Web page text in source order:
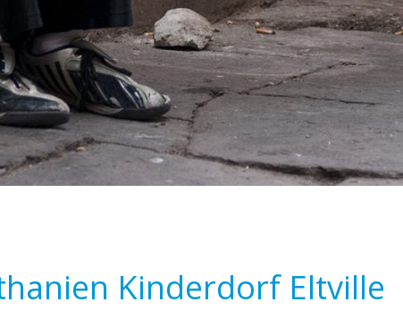
Kinderdorf Eltville